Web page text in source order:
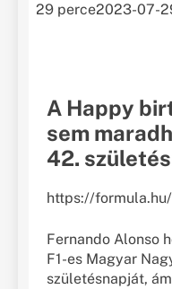
29 perce2023-07-
A Happy
sem
42.
https://
Fernando Alonso
F1-es Magyar
születésnapját,